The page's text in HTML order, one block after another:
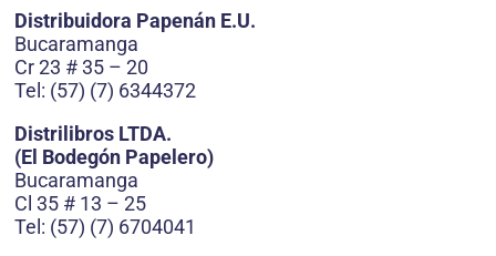
Distribuidora Papenán E.U.
Bucaramanga
Cr 23 # 35 – 20
Tel: (57) (7) 6344372
Distrilibros LTDA.
(El Bodegón Papelero)
Bucaramanga
Cl 35 # 13 – 25
Tel: (57) (7) 6704041